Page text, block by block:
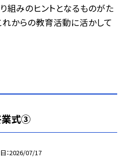
組みのヒントとなるものがた
れからの教育活動に活かして
式③
2026/07/17